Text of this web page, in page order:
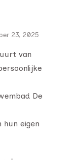
23, 2025
van
De
hun eigen